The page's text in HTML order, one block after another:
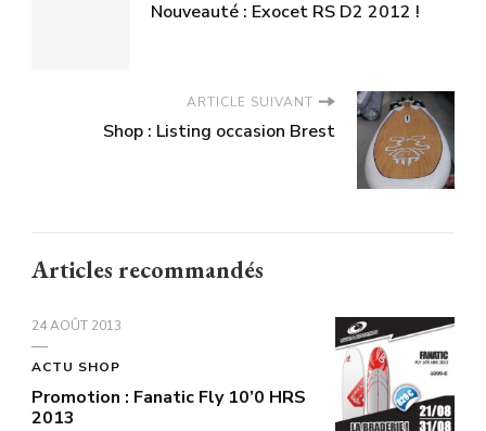
Nouveauté : Exocet RS D2 2012 !
ARTICLE SUIVANT
Shop : Listing occasion Brest
Articles recommandés
24 AOÛT 2013
ACTU SHOP
Promotion : Fanatic Fly 10’0 HRS
2013